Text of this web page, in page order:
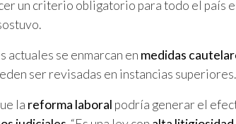
un criterio obligatorio para todo el país
actuales se enmarcan en medidas
ser revisadas en instancias superiores.
la reforma laboral podría generar el